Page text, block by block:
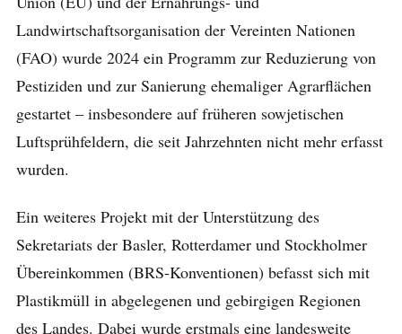
Landwirtschaftsorganisation der Vereinten Nationen
(FAO) wurde 2024 ein Programm zur Reduzierung von
Pestiziden und zur Sanierung ehemaliger Agrarflächen
gestartet – insbesondere auf früheren sowjetischen
Luftsprühfeldern, die seit Jahrzehnten nicht mehr erfasst
wurden.
Ein weiteres Projekt mit der Unterstützung des
Sekretariats der Basler, Rotterdamer und Stockholmer
Übereinkommen (BRS-Konventionen) befasst sich mit
Plastikmüll in abgelegenen und gebirgigen Regionen
des Landes. Dabei wurde erstmals eine landesweite